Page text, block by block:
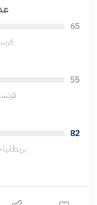
65
55
82